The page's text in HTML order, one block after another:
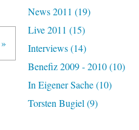
News 2011 (19)
Live 2011 (15)
Interviews(14)
Benefiz 2009 - 2010(10)
In Eigener Sache(10)
Torsten Bugiel (9)